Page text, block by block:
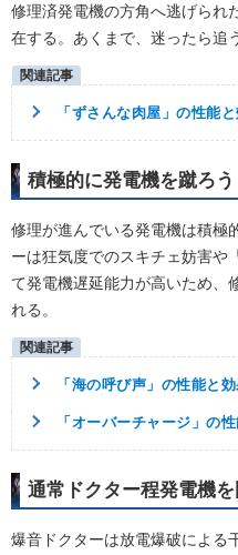
修理済発電機の方角へ逃げられ
在する。あくまで、迷ったら追
「ずさんな肉屋」の性能
積極的に発電機を蹴ろう
修理が進んでいる発電機は積極
ーは狂気度でのスキチェ妨害や
て発電機遅延能力が高いため、
れる。
「海の呼び声」の性能と
「オーバーチャージ」の
通常ドクター程発電機
爆音ドクターは放電爆破による